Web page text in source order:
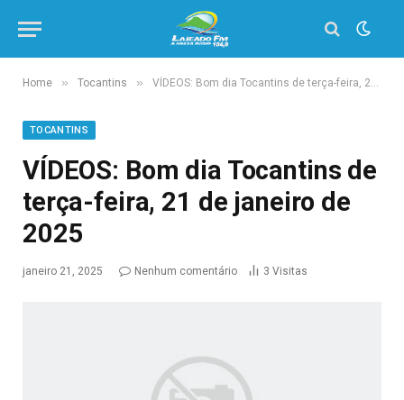
Home » Tocantins » VÍDEOS: Bom dia Tocantins de terça-feira, 21 de janeiro de 2025
TOCANTINS
VÍDEOS: Bom dia Tocantins de
terça-feira, 21 de janeiro de
2025
janeiro 21, 2025 Nenhum comentário 3 Visitas